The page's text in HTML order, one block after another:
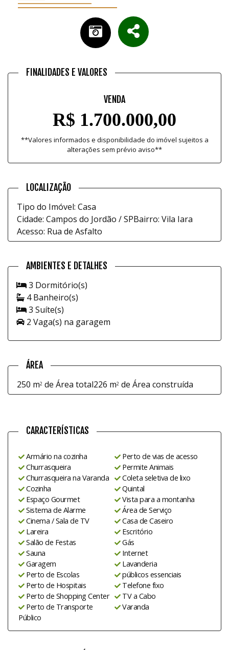
FINALIDADES E VALORES
VENDA
R$ 1.700.000,00
**Valores informados e disponibilidade do imóvel sujeitos a
alterações sem prévio aviso**
LOCALIZAÇÃO
Tipo do Imóvel: Casa
Cidade: Campos do Jordão / SPBairro: Vila Iara
Acesso: Rua de Asfalto
AMBIENTES E DETALHES
3 Dormitório(s)
4 Banheiro(s)
3 Suíte(s)
2 Vaga(s) na garagem
ÁREA
250 m2 de Área total226 m2 de Área construída
CARACTERÍSTICAS
Armário na cozinha
Churrasqueira
Churrasqueira na Varanda
Cozinha
Espaço Gourmet
Sistema de Alarme
Cinema / Sala de TV
Lareira
Salão de Festas
Sauna
Garagem
Perto de Escolas
Perto de Hospitais
Perto de Shopping Center
Perto de Transporte
Público
Perto de vias de acesso
Permite Animais
Coleta seletiva de lixo
Quintal
Vista para a montanha
Área de Serviço
Casa de Caseiro
Escritório
Gás
Internet
Lavanderia
públicos essenciais
Telefone fixo
TV a Cabo
Varanda